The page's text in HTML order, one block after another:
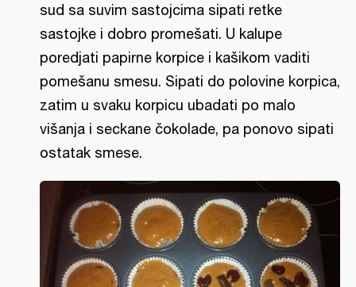
sud sa suvim sastojcima sipati retke
sastojke i dobro promešati. U kalupe
poredjati papirne korpice i kašikom vaditi
pomešanu smesu. Sipati do polovine korpica,
zatim u svaku korpicu ubadati po malo
višanja i seckane čokolade, pa ponovo sipati
ostatak smese.